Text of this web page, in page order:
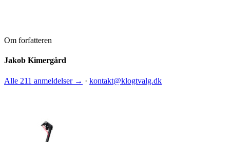
Om forfatteren
Jakob Kimergård
Alle 211 anmeldelser → · kontakt@klogtvalg.dk